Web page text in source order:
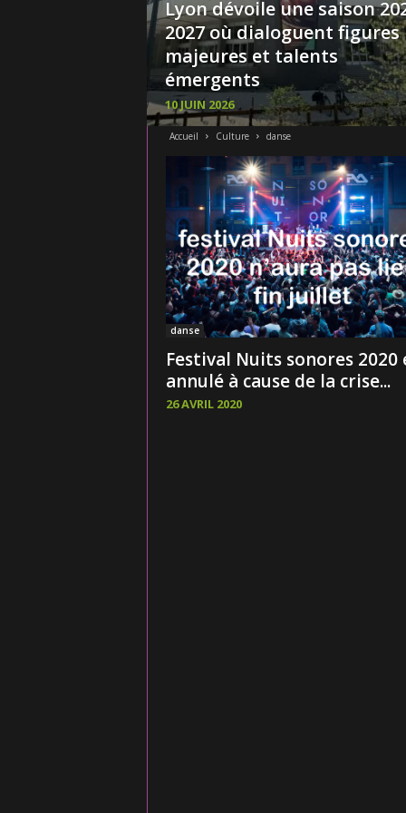
Lyon dévoile une saison
2027 où dialoguent figures
majeures et talents
émergents
10 JUIN 2026
Accueil Culture danse
danse
Festival Nuits sonores 2020
annulé à cause de la crise...
26 AVRIL 2020